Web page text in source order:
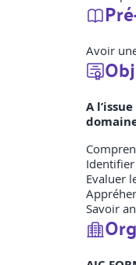
Avoir
A
Identifier
Evaluer
Savoir